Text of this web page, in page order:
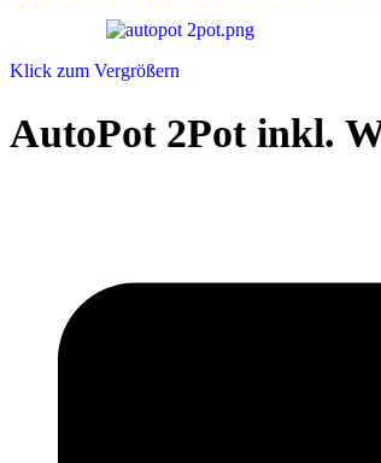
Klick zum Vergrößern
AutoPot 2Pot inkl.